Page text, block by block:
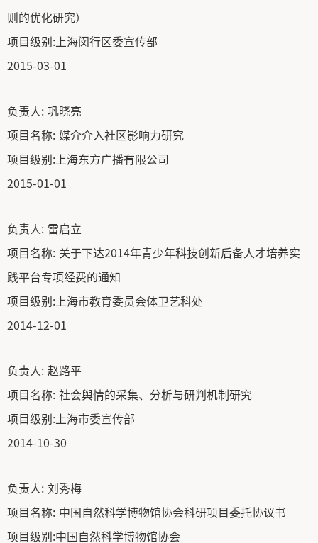
则的优化研究）
项目级别: 上海闵行区委宣传部
2015-03-01
负责人: 巩晓亮
项目名称: 媒介介入社区影响力研究
项目级别: 上海东方广播有限公司
2015-01-01
负责人: 雷启立
项目名称: 关于下达2014年青少年科技创新后备人才培养实
践平台专项经费的通知
项目级别: 上海市教育委员会体卫艺科处
2014-12-01
负责人: 赵路平
项目名称: 社会舆情的采集、分析与研判机制研究
项目级别: 上海市委宣传部
2014-10-30
负责人: 刘秀梅
项目名称: 中国自然科学博物馆协会科研项目委托协议书
项目级别:中国自然科学博物馆协会